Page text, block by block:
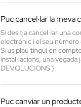
Puc cancel·lar la meva
Si desitja cancel·lar una
electrònic i el seu
Si us plau tingui en
instal·lacions, una
DEVOLUCIONS )
Puc canviar un